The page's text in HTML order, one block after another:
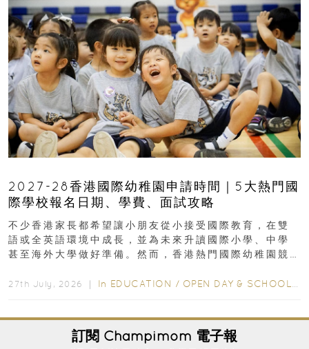
2027-28香港國際幼稚園申請時間｜5大熱門國
際學校報名日期、學費、面試攻略
不少香港家長都希望讓小朋友從小接受國際教育，在雙
語或全英語環境中成長，並為未來升讀國際小學、中學
甚至海外大學做好準備。然而，香港熱門國際幼稚園競
27th July, 2026 ｜ In EDUCATION / OPEN DAY & SCHOOL EVENTS
訂閱 Champimom 電子報